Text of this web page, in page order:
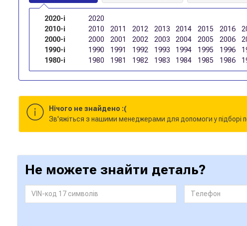
2020-і
2020
2010-і
2010 2011 2012 2013 2014 2015 2016
2000-і
2000 2001 2002 2003 2004 2005 2006
1990-і
1990 1991 1992 1993 1994 1995 1996
1980-і
1980 1981 1982 1983 1984 1985 1986
Нічого не знайдено :(
Зв'яжіться з нашими менеджерами для допомоги у підборі
Не можете знайти деталь?